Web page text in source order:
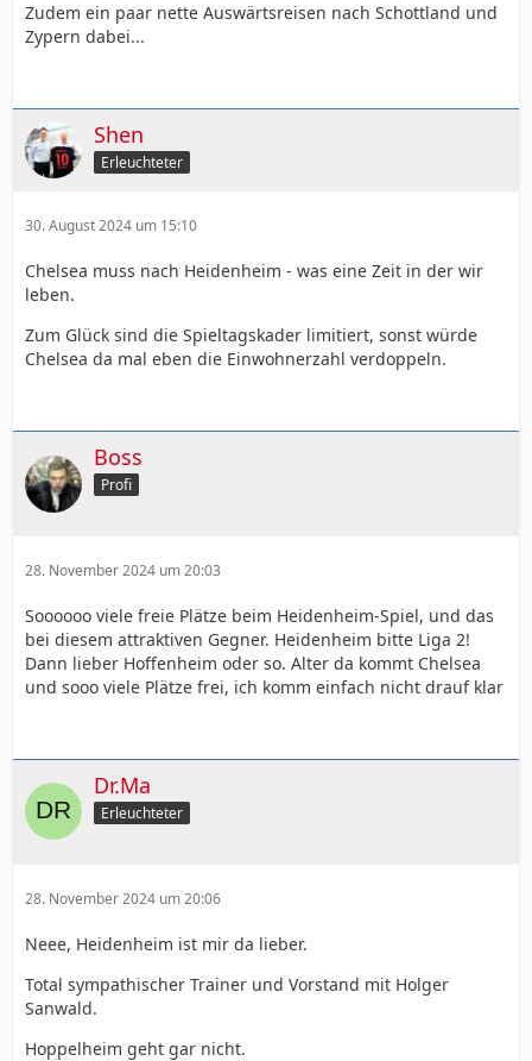
Zudem ein paar nette Auswärtsreisen nach Schottland und
Zypern dabei...
Shen
Erleuchteter
30. August 2024 um 15:10
Chelsea muss nach Heidenheim - was eine Zeit in der wir
leben.
Zum Glück sind die Spieltagskader limitiert, sonst würde
Chelsea da mal eben die Einwohnerzahl verdoppeln.
Boss
Profi
28. November 2024 um 20:03
Soooooo viele freie Plätze beim Heidenheim-Spiel, und das
bei diesem attraktiven Gegner. Heidenheim bitte Liga 2!
Dann lieber Hoffenheim oder so. Alter da kommt Chelsea
und sooo viele Plätze frei, ich komm einfach nicht drauf klar
Dr.Ma
Erleuchteter
28. November 2024 um 20:06
Neee, Heidenheim ist mir da lieber.
Total sympathischer Trainer und Vorstand mit Holger
Sanwald.
Hoppelheim geht gar nicht.